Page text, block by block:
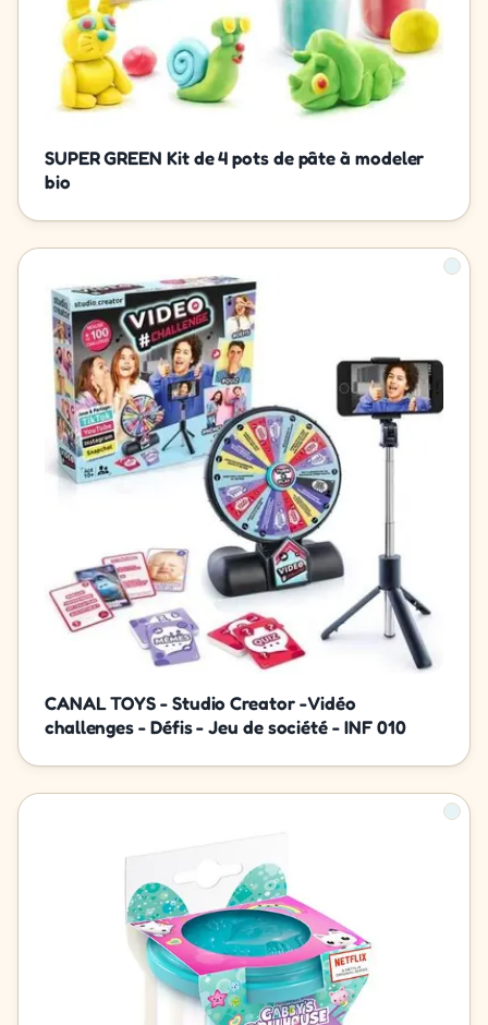
SUPER GREEN Kit de 4 pots de pâte à modeler
bio
CANAL TOYS - Studio Creator - Vidéo
challenges - Défis - Jeu de société - INF 010